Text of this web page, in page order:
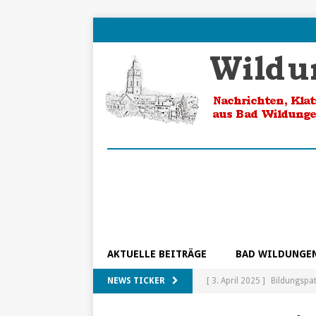
AKTUELLE BEITRÄGE BAD
NEWS TICKER [ 3. April 2025 ]